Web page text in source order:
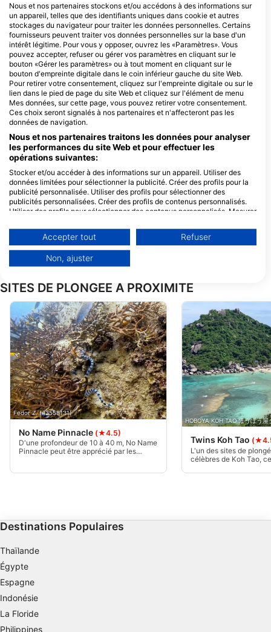
Afficher plus d'animaux
Centres de plongée desservant ce site
de plongée
Koh Tao Scuba Club
8/21 Moo 2, 84360 Koh Tao, Surat
Thani, Thailande
Crystal Dive
7/1 Moo 2, Koh Tao, 84360 Koh
Tao, Thailande
Onyx Divers Koh Tao
1/24 Moo 1, Koh Tao, 84360
Koh Phangan, Surat Thani,
Thailande
Echo Divers
25/11 Moo 2, Koh Tao,
84360 Koh Phangan,
The Coral Tribe
7/1 Moo 2, Koh Tao, 84360
Koh Phangan, Surat Thani,
Thailande
Seashell Divers
Ko Tao, 84360 Koh
Phangan, Surat
Thailande
Chalok Reef
11/50 Moo3, 84360
Tao, Thailande
Happydive.net
7/54 Moo 6 Soi
SITES DE PLONGÉE À PROXIMITÉ
Fedor Z. (#3558131)
No Name Pinnacle (★4.5)
D'une profondeur de 10 à 40 m, No Name
Pinnacle peut être apprécié par les
tireront le meilleur parti de ce site.
HOBOYA KOH TAO ほうぼう
Twins Koh Tao
L'un des sites de
célèbres de Koh Tao,
d'expérience. D'une
Destinations Populaires
Thaïlande
Égypte
Espagne
Indonésie
La Floride
Philippines
Nous et nos partenaires stockons et/ou accédons à des informations sur
un appareil, telles que des identifiants uniques dans cookie et autres
stockages du navigateur pour traiter les données personnelles. Certains
fournisseurs peuvent traiter vos données personnelles sur la base d'un
intérêt légitime. Pour vous y opposer, ouvrez les «Paramètres». Vous
pouvez accepter, refuser ou gérer vos paramètres en cliquant sur le
bouton «Gérer les paramètres» ou à tout moment en cliquant sur le
bouton d'empreinte digitale dans le coin inférieur gauche du site Web.
Pour retirer votre consentement, cliquez sur l'empreinte digitale ou sur le
lien dans le pied de page du site Web et cliquez sur l'élément de menu
Mes données, sur cette page, vous pouvez retirer votre consentement.
Ces choix seront signalés à nos partenaires et n'affecteront pas les
données de navigation.
Nous et nos partenaires traitons les données pour analyser
les performances du site Web et pour effectuer les
opérations suivantes:
Stocker et/ou accéder à des informations sur un appareil. Utiliser des
données limitées pour sélectionner la publicité. Créer des profils pour la
publicité personnalisée. Utiliser des profils pour sélectionner des
publicités personnalisées. Créer des profils de contenus personnalisés.
Utiliser des profils pour sélectionner des contenus personnalisés. Mesurer
Comprendre les publics par le biais de statistiques ou de combinaisons de
données provenant de différentes sources. Développer et améliorer les
services. Utiliser des données limitées pour sélectionner le contenu.
Vous trouverez de plus amples informations sur l'utilisation des données
Les données peuvent être partagées en dehors de l'Union européenne et
envoyées aux États-Unis.
Votre consentement et la politique cookie s'appliquent uniquement à ce
site Web/application.
Voir la liste des partenaires (1 IAB Vendors)
Nous utilisons vos données aux fins suivantes :
Objectifs de traitement de l'IAB :
Stocker et/ou accéder à des informations sur
un appareil
Utiliser des données limitées pour
Créer des profils pour la publicité
Créer des profils de contenus personnalisés
contenus personnalisés
Mesurer la performance des publicités
Mesurer la performance des contenus
Comprendre les publics par le biais de
Accepter tout Refuser
Non, ajuster